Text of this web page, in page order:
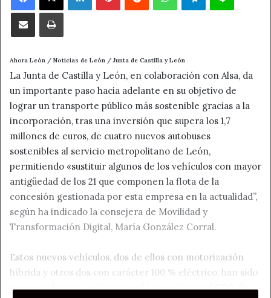
Compartir por correo electrónicoImprimir
Ahora León / Noticias de León / Junta de Castilla y León
La Junta de Castilla y León, en colaboración con Alsa, da
un importante paso hacia adelante en su objetivo de
lograr un transporte público más sostenible gracias a la
incorporación, tras una inversión que supera los 1,7
millones de euros, de cuatro nuevos autobuses
sostenibles al servicio metropolitano de León,
permitiendo «sustituir algunos de los vehículos con mayor
antigüedad de los 21 que componen la flota de la
concesión gestionada por esta empresa en la actualidad”,
según ha indicado la consejera de Movilidad y
Transformación Digital, María González Corral.
Estos nuevos vehículos, dos de ellos con motorización
híbrida y otros dos con carácter 100 % eléctrico, han sido
presentados esta mañana por la consejera y el CEO de